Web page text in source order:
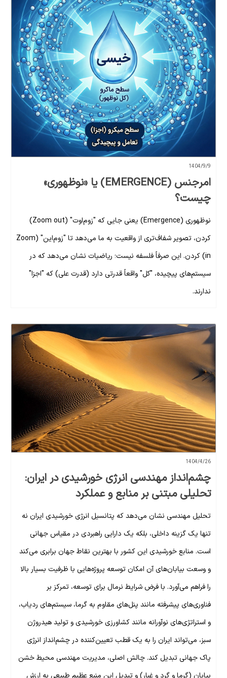
1404/9/9
امرجنس (EMERGENCE) یا «نوظهوری»
چیست؟
نوظهوری (Emergence) یعنی جایی که "زوم‌اوت" (Zoom out)
کردن، تصویر شفاف‌تری از واقعیت به ما می‌دهد تا "زوم‌این" (Zoom
in) کردن. این صرفاً فلسفه نیست؛ ریاضیات نشان می‌دهد که در
سیستم‌های پیچیده، "کل" واقعاً قدرتی دارد (قدرت علی) که "اجزا"
ندارند.
1404/4/26
چشم‌انداز مهندسی انرژی خورشیدی در ایران:
تحلیلی مبتنی بر منابع و عملکرد
تحلیل مهندسی نشان می‌دهد که پتانسیل انرژی خورشیدی ایران نه
تنها یک گزینه داخلی، بلکه یک دارایی راهبردی در مقیاس جهانی
است. منابع خورشیدی این کشور با بهترین نقاط جهان برابری می‌کند
و وسعت بیابان‌های آن امکان توسعه پروژه‌هایی با ظرفیت بسیار بالا
را فراهم می‌آورد. با فرض شرایط نرمال برای توسعه، تمرکز بر
فناوری‌های پیشرفته مانند پنل‌های مقاوم به گرما، سیستم‌های ردیاب،
و استراتژی‌های نوآورانه مانند کشاورزی خورشیدی و تولید هیدروژن
سبز، می‌تواند ایران را به یک قطب تعیین‌کننده در چشم‌انداز انرژی
پاک جهانی تبدیل کند. چالش اصلی، مدیریت مهندسی محیط خشن
بیابان (گرما و گرد و غبار) و تبدیل این منبع عظیم طبیعی به ارزش